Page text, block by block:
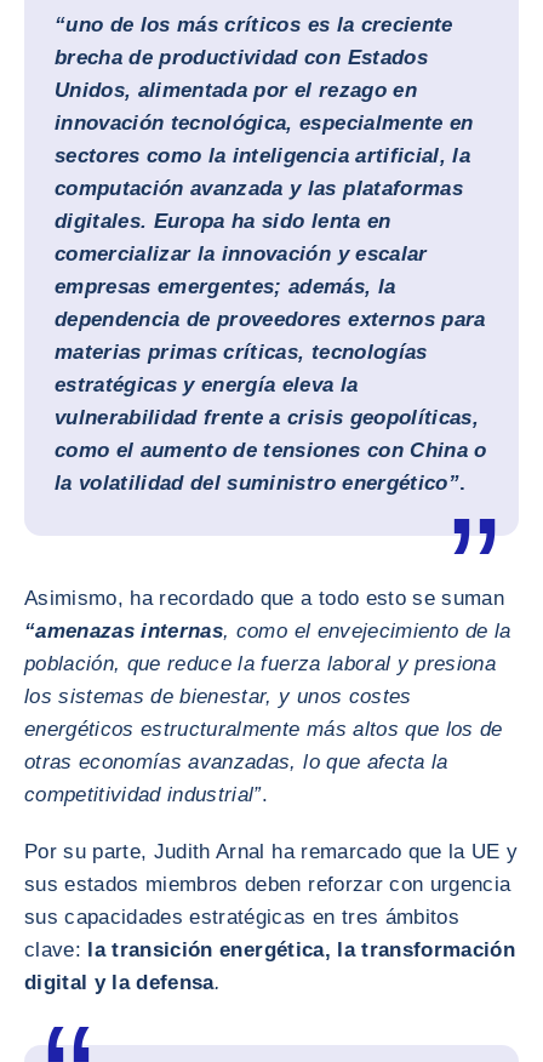
“uno de los más críticos es la creciente
brecha de productividad con Estados
Unidos, alimentada por el rezago en
innovación tecnológica, especialmente en
sectores como la inteligencia artificial, la
computación avanzada y las plataformas
digitales. Europa ha sido lenta en
comercializar la innovación y escalar
empresas emergentes; además, la
dependencia de proveedores externos para
materias primas críticas, tecnologías
estratégicas y energía eleva la
vulnerabilidad frente a crisis geopolíticas,
como el aumento de tensiones con China o
la volatilidad del suministro energético”.
Asimismo, ha recordado que a todo esto se suman
“amenazas internas, como el envejecimiento de la
población, que reduce la fuerza laboral y presiona
los sistemas de bienestar, y unos costes
energéticos estructuralmente más altos que los de
otras economías avanzadas, lo que afecta la
competitividad industrial”.
Por su parte, Judith Arnal ha remarcado que la UE y
sus estados miembros deben reforzar con urgencia
sus capacidades estratégicas en tres ámbitos
clave: la transición energética, la transformación
digital y la defensa.